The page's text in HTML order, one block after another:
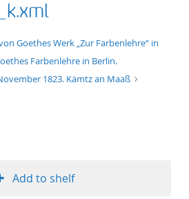
Goethes Werk „Zur Farbenlehre“ in
Farbenlehre in Berlin.
1823. Kämtz an Maaß
Add to shelf